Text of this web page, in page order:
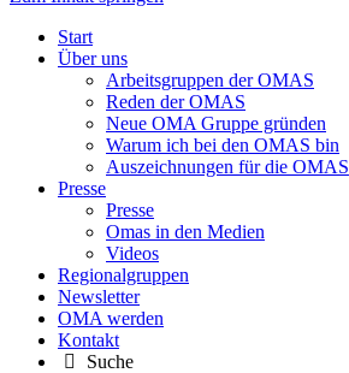
Start
Über uns
Arbeitsgruppen der OMAS
Reden der OMAS
Neue OMA Gruppe gründen
Warum ich bei den OMAS bin
Auszeichnungen für die OMAS
Presse
Presse
Omas in den Medien
Videos
Regionalgruppen
Newsletter
OMA werden
Kontakt
Suche